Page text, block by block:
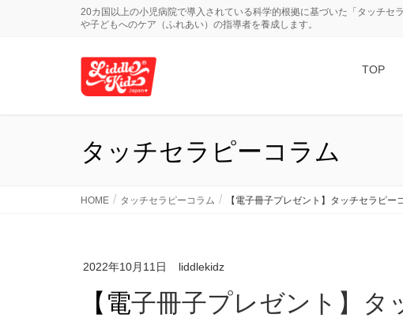
20カ国以上の小児病院で導入されている科学的根拠に基づいた「タッチ
や子どもへのケア（ふれあい）の指導者を養成します。
TOP
タッチセラピーコラム
HOME タッチセラピーコラム 【電子冊子プレゼント】タッチセラピ
2022年10月11日 liddlekidz
【電子冊子プレゼント】タッチセラピーコラム